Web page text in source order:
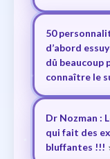
50
d’abord
dû beaucoup
connaître le
Dr Nozman :
qui fait des
bluffantes !!!